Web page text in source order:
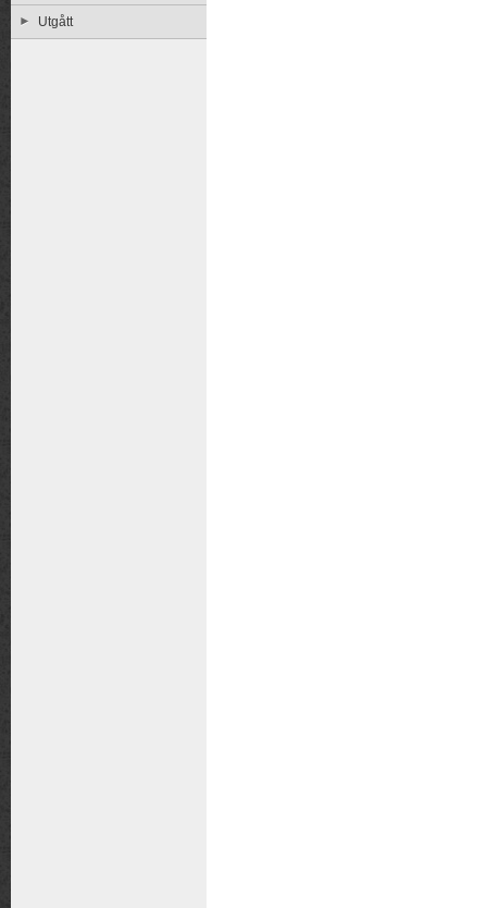
Utgått